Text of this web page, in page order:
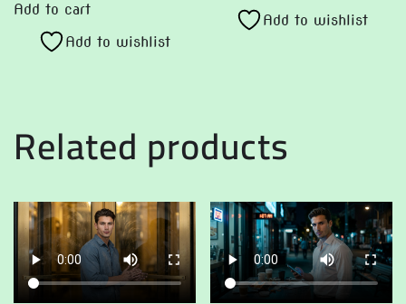
Add to cart
Add to wishlist
has
on
the
product
page
Add to wishlist
Related products